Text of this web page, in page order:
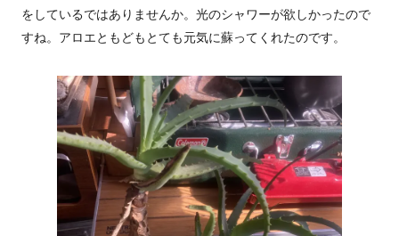
をしているではありませんか。光のシャワーが欲しかったので
すね。アロエともどもとても元気に蘇ってくれたのです。